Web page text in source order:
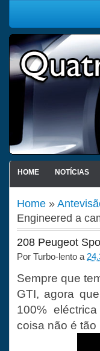
HOME NOTÍCIAS
Home »
Engineered a
208 Peugeot
Por Turbo-lento a
Sempre que
GTI, agora
100%
coisa não é tão